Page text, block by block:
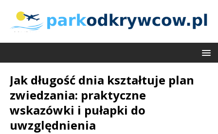
Jak długość dnia kształtuje plan
zwiedzania: praktyczne
wskazówki i pułapki do
uwzględnienia